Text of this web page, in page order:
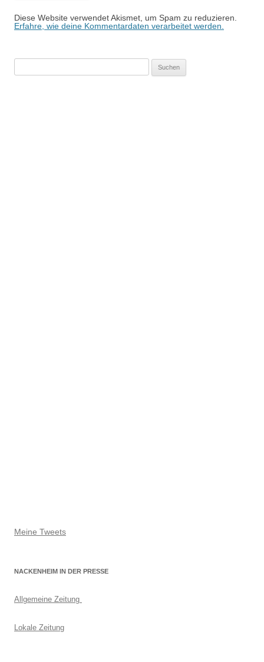
Diese Website verwendet Akismet, um Spam zu reduzieren.
Erfahre, wie deine Kommentardaten verarbeitet werden.
nach:
Meine Tweets
NACKENHEIM IN DER PRESSE
Allgemeine Zeitung
Lokale Zeitung